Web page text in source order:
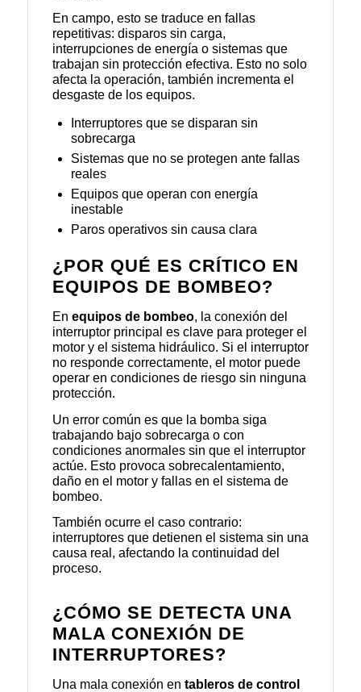
En campo, esto se traduce en fallas
repetitivas: disparos sin carga,
interrupciones de energía o sistemas que
trabajan sin protección efectiva. Esto no solo
afecta la operación, también incrementa el
desgaste de los equipos.
Interruptores que se disparan sin
sobrecarga
Sistemas que no se protegen ante fallas
reales
Equipos que operan con energía
inestable
Paros operativos sin causa clara
¿POR QUÉ ES CRÍTICO EN
EQUIPOS DE BOMBEO?
En equipos de bombeo, la conexión del
interruptor principal es clave para proteger el
motor y el sistema hidráulico. Si el interruptor
no responde correctamente, el motor puede
operar en condiciones de riesgo sin ninguna
protección.
Un error común es que la bomba siga
trabajando bajo sobrecarga o con
condiciones anormales sin que el interruptor
actúe. Esto provoca sobrecalentamiento,
daño en el motor y fallas en el sistema de
bombeo.
También ocurre el caso contrario:
interruptores que detienen el sistema sin una
causa real, afectando la continuidad del
proceso.
¿CÓMO SE DETECTA UNA
MALA CONEXIÓN DE
INTERRUPTORES?
Una mala conexión en tableros de control